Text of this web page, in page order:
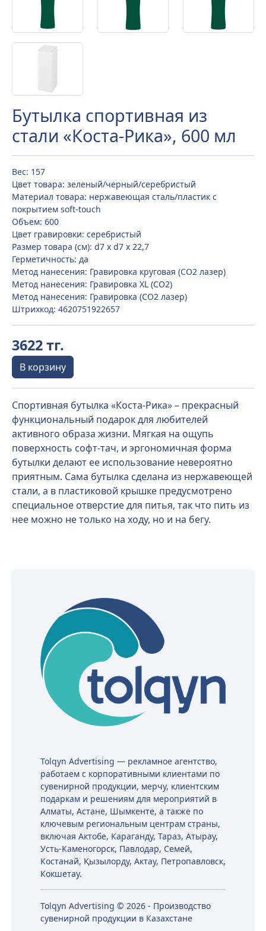
Бутылка спортивная из
стали «Коста-Рика», 600 мл
Вес: 157
Цвет товара: зеленый/черный/серебристый
Материал товара: нержавеющая cталь/пластик с
покрытием soft-touch
Объем: 600
Цвет гравировки: серебристый
Размер товара (см): d7 х d7 х 22,7
Герметичность: да
Метод нанесения: Гравировка круговая (CO2 лазер)
Метод нанесения: Гравировка XL (СО2)
Метод нанесения: Гравировка (CO2 лазер)
Штрихкод: 4620751922657
3622 тг.
В корзину
Спортивная бутылка «Коста-Рика» – прекрасный
функциональный подарок для любителей
активного образа жизни. Мягкая на ощупь
поверхность софт-тач, и эргономичная форма
бутылки делают ее использование невероятно
приятным. Сама бутылка сделана из нержавеющей
стали, а в пластиковой крышке предусмотрено
специальное отверстие для питья, так что пить из
нее можно не только на ходу, но и на бегу.
Tolqyn Advertising — рекламное агентство,
работаем с корпоративными клиентами по
сувенирной продукции, мерчу, клиентским
подаркам и решениям для мероприятий в
Алматы, Астане, Шымкенте, а также по
ключевым региональным центрам страны,
включая Актобе, Караганду, Тараз, Атырау,
Усть-Каменогорск, Павлодар, Семей,
Костанай, Қызылорду, Актау, Петропавловск,
Кокшетау.
Tolqyn Advertising © 2026 - Производство
сувенирной продукции в Казахстане